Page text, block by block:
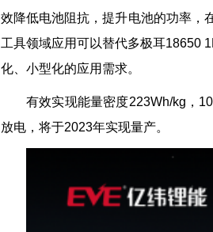
效降低电池阻抗，提升电池的功率，
工具领域应用可以替代多极耳18650
化、小型化的应用需求。
有效实现能量密度223Wh/kg，
放电，将于2023年实现量产。